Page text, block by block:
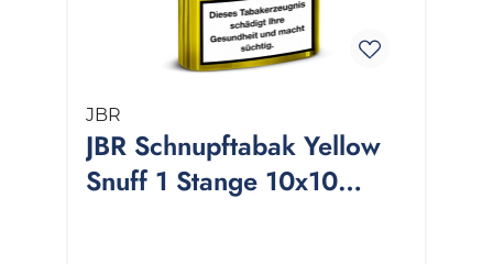
JBR
JBR Schnupftabak Yellow
Snuff 1 Stange 10x10